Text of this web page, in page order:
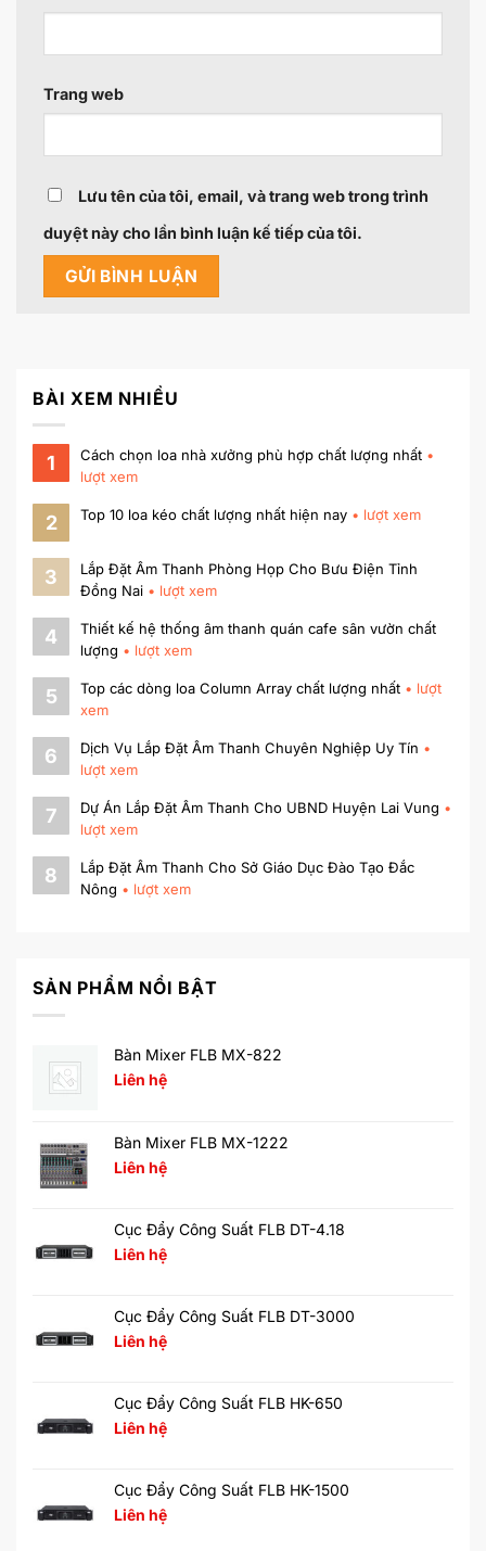
Trang web
Lưu tên của tôi, email, và trang web trong trình
duyệt này cho lần bình luận kế tiếp của tôi.
BÀI XEM NHIỀU
1 Cách chọn loa nhà xưởng phù hợp chất lượng nhất •
lượt xem
2 Top 10 loa kéo chất lượng nhất hiện nay • lượt xem
3
Lắp Đặt Âm Thanh Phòng Họp Cho Bưu Điện Tỉnh
Đồng Nai • lượt xem
4
Thiết kế hệ thống âm thanh quán cafe sân vườn chất
lượng • lượt xem
5 Top các dòng loa Column Array chất lượng nhất • lượt
xem
6 Dịch Vụ Lắp Đặt Âm Thanh Chuyên Nghiệp Uy Tín •
lượt xem
7 Dự Án Lắp Đặt Âm Thanh Cho UBND Huyện Lai Vung •
lượt xem
8
Lắp Đặt Âm Thanh Cho Sở Giáo Dục Đào Tạo Đắc
Nông • lượt xem
SẢN PHẨM NỔI BẬT
Bàn Mixer FLB MX-822
Liên hệ
Bàn Mixer FLB MX-1222
Liên hệ
Cục Đẩy Công Suất FLB DT-4.18
Liên hệ
Cục Đẩy Công Suất FLB DT-3000
Liên hệ
Cục Đẩy Công Suất FLB HK-650
Liên hệ
Cục Đẩy Công Suất FLB HK-1500
Liên hệ